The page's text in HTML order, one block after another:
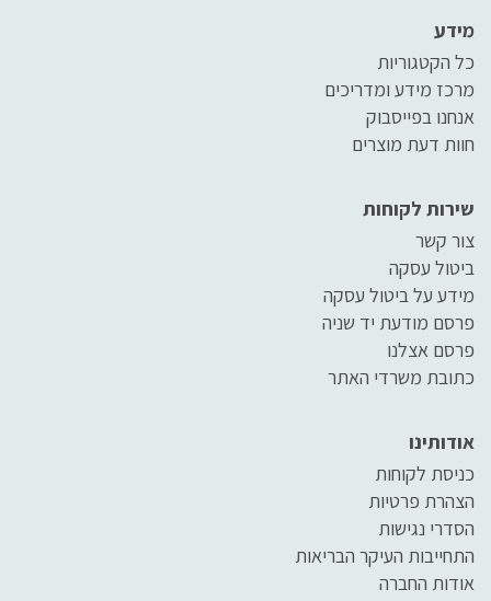
מידע
כל הקטגוריות
מרכז מידע ומדריכים
אנחנו בפייסבוק
חוות דעת מוצרים
שירות לקוחות
צור קשר
ביטול עסקה
מידע על ביטול עסקה
פרסם מודעת יד שניה
פרסם אצלנו
כתובת משרדי האתר
אודותינו
כניסת לקוחות
הצהרת פרטיות
הסדרי נגישות
התחייבות העיקר הבריאות
אודות החברה